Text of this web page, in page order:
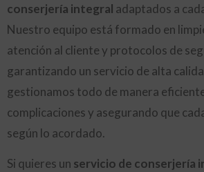
conserjería integral adaptados a
Nuestro equipo está formado en
atención al cliente y protocolos de
garantizando un servicio de alta
gestionamos todo de manera
complicaciones y asegurando que
según lo acordado.
Si quieres un servicio de conserjería